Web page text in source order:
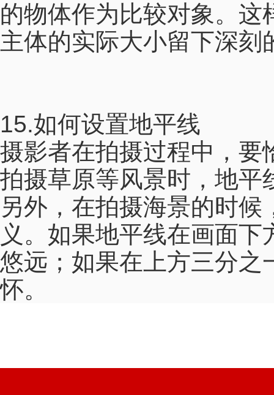
的物体作为比较对象。
主体的实际大小留下深刻
15.如何设置地平线
摄影者在拍摄过程中，要
拍摄草原等风景时，地平
另外，在拍摄海景的时
义。如果地平线在画面
悠远；如果在上方三分之
怀。